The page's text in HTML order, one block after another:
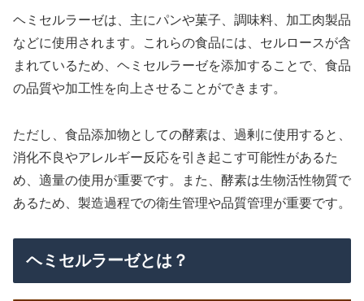
ヘミセルラーゼは、主にパンや菓子、調味料、加工肉製品
などに使用されます。これらの食品には、セルロースが含
まれているため、ヘミセルラーゼを添加することで、食品
の品質や加工性を向上させることができます。
ただし、食品添加物としての酵素は、過剰に使用すると、
消化不良やアレルギー反応を引き起こす可能性があるた
め、適量の使用が重要です。また、酵素は生物活性物質で
あるため、製造過程での衛生管理や品質管理が重要です。
ヘミセルラーゼとは？